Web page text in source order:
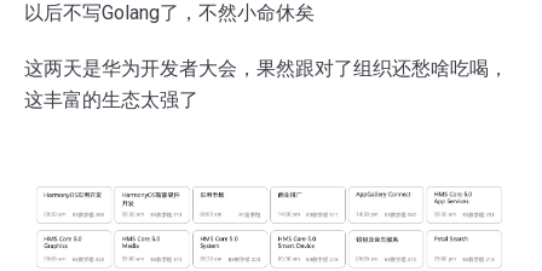
以后不写Golang了，不然小命休矣
这两天是华为开发者大会，果然跟对了组织还愁啥吃喝，
这丰富的生态太强了